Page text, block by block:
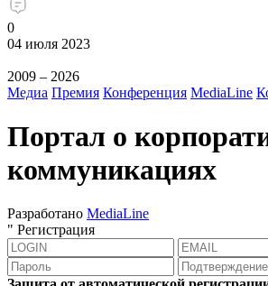
0
04 июля 2023
2009 – 2026
Медиа Премия Конференция MediaLine
Портал о
коммуникациях
Разработано MediaLine
" Регистрация